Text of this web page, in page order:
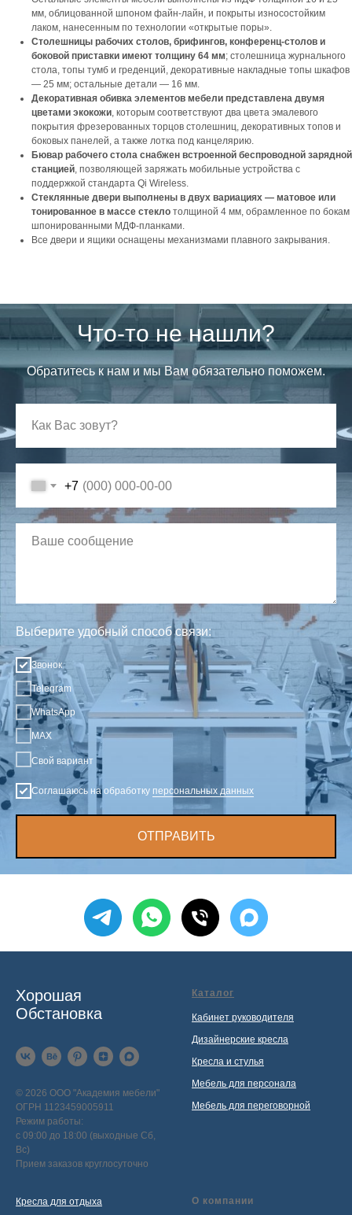
мм, облицованной шпоном файн-лайн, и покрыты износостойким
лаком, нанесенным по технологии «открытые поры».
Столешницы рабочих столов, брифингов, конференц-столов и
боковой приставки имеют толщину 64 мм; столешница журнального
стола, топы тумб и греденций, декоративные накладные топы шкафов
— 25 мм; остальные детали — 16 мм.
Декоративная обивка элементов мебели представлена двумя
цветами экокожи, которым соответствуют два цвета эмалевого
покрытия фрезерованных торцов столешниц, декоративных топов и
боковых панелей, а также лотка под канцелярию.
Бювар рабочего стола снабжен встроенной беспроводной зарядной
станцией, позволяющей заряжать мобильные устройства с
поддержкой стандарта Qi Wireless.
Стеклянные двери выполнены в двух вариациях — матовое или
тонированное в массе стекло толщиной 4 мм, обрамленное по бокам
шпонированными МДФ-планками.
Все двери и ящики оснащены механизмами плавного закрывания.
Что-то не нашли?
Обратитесь к нам и мы Вам обязательно поможем.
+7
Выберите удобный способ связи:
Звонок
Telegram
WhatsApp
MAX
Свой вариант
Соглашаюсь на обработку персональных данных
ОТПРАВИТЬ
Хорошая
Обстановка
© 2026 ООО "Академия мебели"
ОГРН 1123459005911
Режим работы:
с 09:00 до 18:00 (выходные Сб,
Вс)
Прием заказов круглосуточно
Каталог
Кабинет руководителя
Дизайнерские кресла
Кресла и стулья
Мебель для персонала
Мебель для переговорной
Кресла для отдыха О компании